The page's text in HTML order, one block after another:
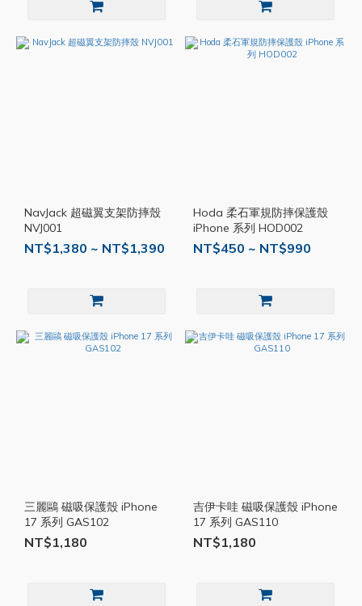
NavJack 超磁翼支架防摔殼
NVJ001
NT$1,380 ~ NT$1,390
Hoda 柔石軍規防摔保護殼
iPhone 系列 HOD002
NT$450 ~ NT$990
三麗鷗 磁吸保護殼 iPhone
17 系列 GAS102
NT$1,180
吉伊卡哇 磁吸保護殼 iPhone
17 系列 GAS110
NT$1,180